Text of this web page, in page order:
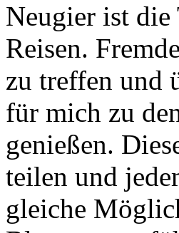
Neugier ist die
Reisen.
zu treffen und
für mich zu
genießen.
teilen und
gleiche